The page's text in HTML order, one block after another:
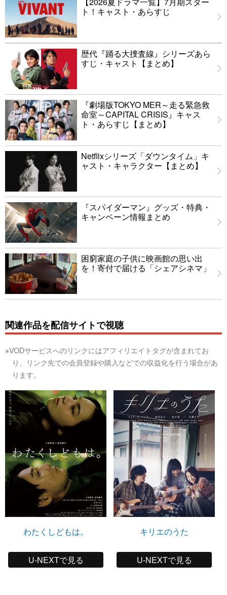
ト！キャスト・あらすじ
歴代『踊る大捜査線』シリーズあら
すじ・キャスト【まとめ】
『劇場版TOKYO MER～走る緊急救
命室～CAPITAL CRISIS』キャス
ト・あらすじ【まとめ】
Netflixシリーズ「ダウンタイム」キ
ャスト・キャラクター【まとめ】
『スパイダーマン』グッズ・特典・
キャンペーン情報まとめ
困窮家庭の子供に映画館の思い出
を！寄付で届ける「シェアシネマ」
関連作品を配信サイトで視聴
※VODサービスへのリンクにはアフィリエイトタグが含まれてお
り、リンク先での会員登録や購入などでの収益化を行う場合があ
ります。
わたくしどもは。
U-NEXTで見る
キリエのうた
U-NEXTで見る